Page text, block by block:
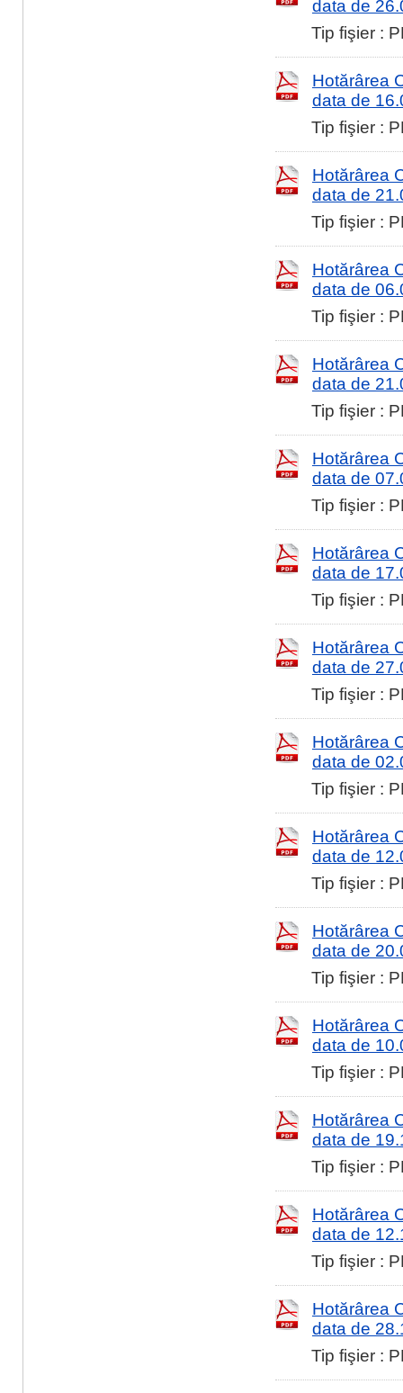
data de
Tip fişier :
Hotărârea
data de
Tip fişier :
Hotărârea
data de
Tip fişier :
Hotărârea
data de
Tip fişier :
Hotărârea
data de
Tip fişier :
Hotărârea
data de
Tip fişier :
Hotărârea
data de
Tip fişier :
Hotărârea
data de
Tip fişier :
Hotărârea
data de
Tip fişier :
Hotărârea
data de
Tip fişier :
Hotărârea
data de
Tip fişier :
Hotărârea
data de
Tip fişier :
Hotărârea
data de
Tip fişier :
Hotărârea
data de
Tip fişier :
Hotărârea
data de
Tip fişier :